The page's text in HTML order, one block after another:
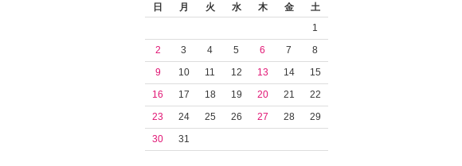
日
月 火 水 木 金
土
1
2
3 4 5 6 7
8
9
10 11 12 13 14
15
16
17 18 19 20 21
22
23
24 25 26 27 28
29
30
31